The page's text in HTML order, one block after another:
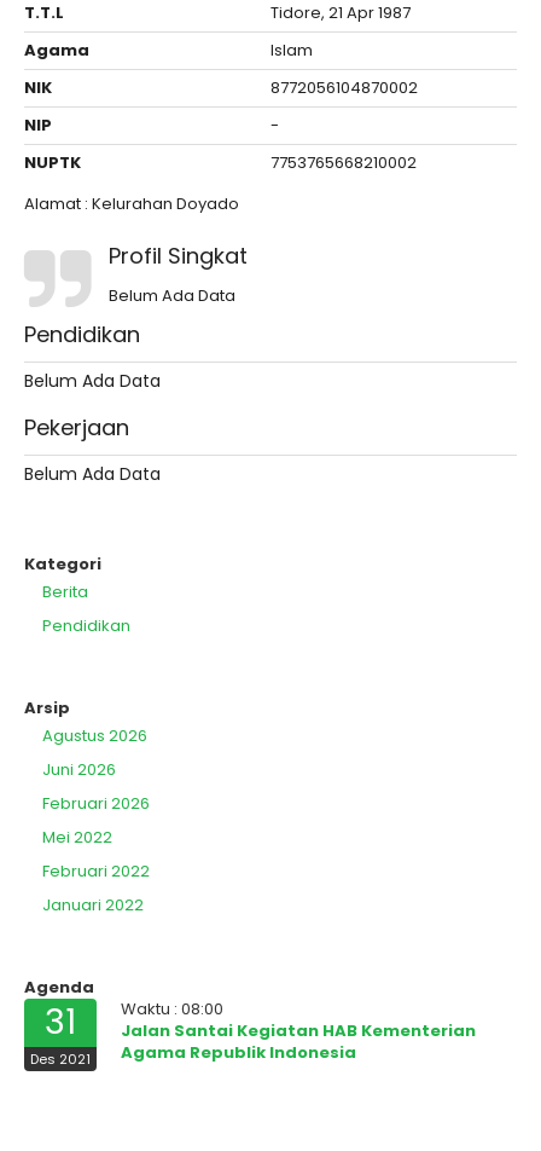
T.T.L
Tidore, 21 Apr 1987
Agama
Islam
NIK
8772056104870002
NIP
-
NUPTK
7753765668210002
Alamat : Kelurahan Doyado
Profil Singkat
Belum Ada Data
Pendidikan
Belum Ada Data
Pekerjaan
Belum Ada Data
Kategori
Berita
Pendidikan
Arsip
Agustus 2026
Juni 2026
Februari 2026
Mei 2022
Februari 2022
Januari 2022
Agenda
31
Des 2021
Waktu : 08:00
Jalan Santai Kegiatan HAB Kementerian
Agama Republik Indonesia